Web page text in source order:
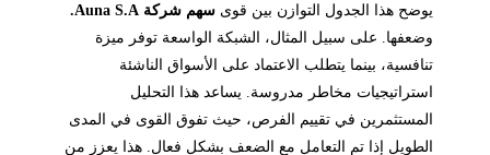
يوضح هذا الجدول التوازن بين قوى سهم شركة Auna S.A.
وضعفها. على سبيل المثال، الشبكة الواسعة توفر ميزة
تنافسية، بينما يتطلب الاعتماد على الأسواق الناشئة
استراتيجيات مخاطر مدروسة. يساعد هذا التحليل
المستثمرين في تقييم الفرص، حيث تفوق القوى في المدى
الطويل إذا تم التعامل مع الضعف بشكل فعال. هذا يعزز من